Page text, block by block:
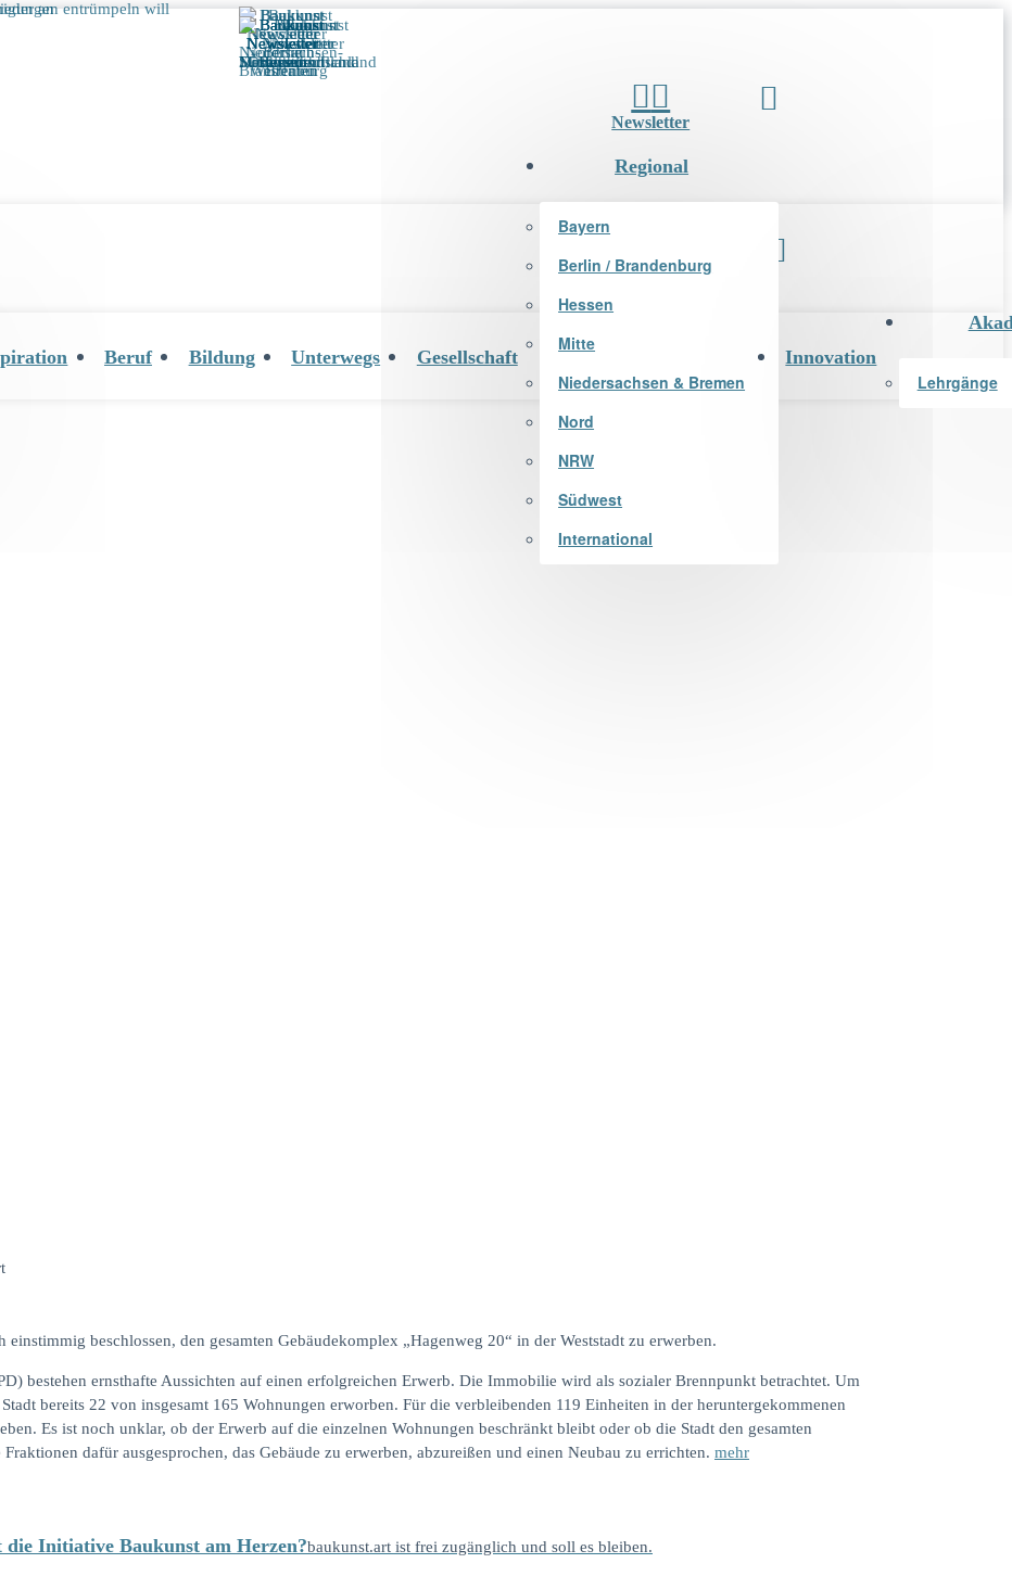
Newsletter
Newsletter
Beruf Bildung Unterwegs Gesellschaft
Regional
Bayern
Berlin / Brandenburg
Hessen
Mitte
Niedersachsen & Bremen
Nord
NRW
Südwest
International
Innovation
Lehrgänge
beschlossen, den gesamten Gebäudekomplex „Hagenweg 20“ in der Weststadt zu erwerben.
bestehen ernsthafte Aussichten auf einen erfolgreichen Erwerb. Die Immobilie wird als sozialer Brennpunkt betrachtet. Um
bereits 22 von insgesamt 165 Wohnungen erworben. Für die verbleibenden 119 Einheiten in der heruntergekommenen
Es ist noch unklar, ob der Erwerb auf die einzelnen Wohnungen beschränkt bleibt oder ob die Stadt den gesamten
dafür ausgesprochen, das Gebäude zu erwerben, abzureißen und einen Neubau zu errichten. mehr
die Initiative Baukunst am Herzen?baukunst.art ist frei zugänglich und soll es bleiben.